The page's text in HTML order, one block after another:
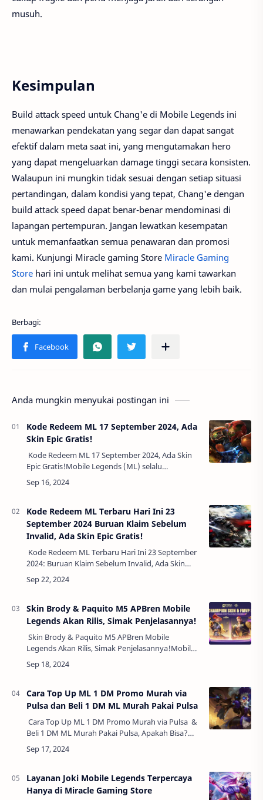
musuh.
Kesimpulan
Build attack speed untuk Chang'e di Mobile Legends ini
menawarkan pendekatan yang segar dan dapat sangat
efektif dalam meta saat ini, yang mengutamakan hero
yang dapat mengeluarkan damage tinggi secara konsisten.
Walaupun ini mungkin tidak sesuai dengan setiap situasi
pertandingan, dalam kondisi yang tepat, Chang'e dengan
build attack speed dapat benar-benar mendominasi di
lapangan pertempuran. Jangan lewatkan kesempatan
untuk memanfaatkan semua penawaran dan promosi
kami. Kunjungi Miracle gaming Store Miracle Gaming
Store hari ini untuk melihat semua yang kami tawarkan
dan mulai pengalaman berbelanja game yang lebih baik.
Anda mungkin menyukai postingan ini
Kode Redeem ML 17 September 2024, Ada
Skin Epic Gratis!
Kode Redeem ML 17 September 2024, Ada Skin
Epic Gratis!Mobile Legends (ML) selalu
memberikan pengalaman menarik bagi
pemainnya dengan berbagai hadiah menarik
Kode Redeem ML Terbaru Hari Ini 23
September 2024 Buruan Klaim Sebelum
Invalid, Ada Skin Epic Gratis!
Kode Redeem ML Terbaru Hari Ini 23 September
2024: Buruan Klaim Sebelum Invalid, Ada Skin
Epic Gratis!Halo para penggemar Mobile Legends
(ML)! Kamu sedang berburu kode redeem…
Skin Brody & Paquito M5 APBren Mobile
Legends Akan Rilis, Simak Penjelasannya!
Skin Brody & Paquito M5 APBren Mobile
Legends Akan Rilis, Simak Penjelasannya!Mobile
Legends akan menghadirkan dua skin spesial
bertema M5 Championship, yaitu Skin Brody …
Cara Top Up ML 1 DM Promo Murah via
Pulsa dan Beli 1 DM ML Murah Pakai Pulsa
Cara Top Up ML 1 DM Promo Murah via Pulsa &
Beli 1 DM ML Murah Pakai Pulsa, Apakah Bisa?
Mobile Legends (ML) merupakan salah satu
game MOBA paling populer di dunia, …
Layanan Joki Mobile Legends Terpercaya
Hanya di Miracle Gaming Store